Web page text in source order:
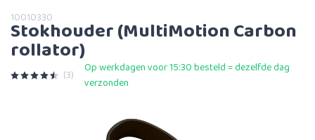
10010330
Stokhouder (MultiMotion Carbon
rollator)
(3)
Op werkdagen voor 15:30 besteld = dezelfde dag
verzonden